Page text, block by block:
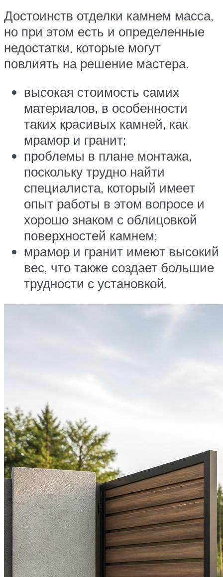
Достоинств отделки камнем масса,
но при этом есть и определенные
недостатки, которые могут
повлиять на решение мастера.
высокая стоимость самих
материалов, в особенности
таких красивых камней, как
мрамор и гранит;
проблемы в плане монтажа,
поскольку трудно найти
специалиста, который имеет
опыт работы в этом вопросе и
хорошо знаком с облицовкой
поверхностей камнем;
мрамор и гранит имеют высокий
вес, что также создает большие
трудности с установкой.